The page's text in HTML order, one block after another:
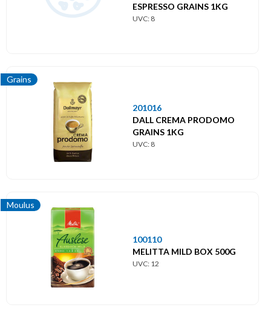
ESPRESSO GRAINS 1KG
UVC: 8
Grains
201016
DALL CREMA PRODOMO
GRAINS 1KG
UVC: 8
Moulus
100110
MELITTA MILD BOX 500G
UVC: 12